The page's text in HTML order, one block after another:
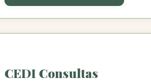
CEDI Consultas